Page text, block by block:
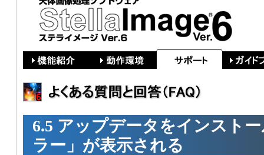
6.5 アップデータをインスト
ラー」が表示される